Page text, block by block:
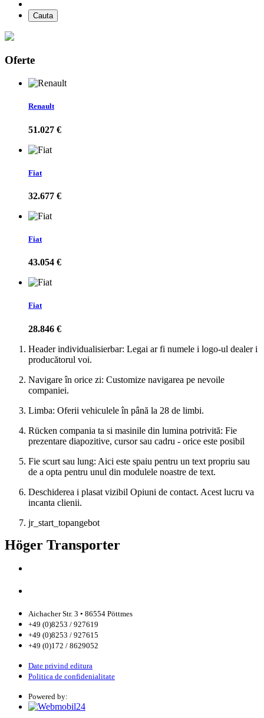
Cauta
Oferte
Renault
51.027 €
Fiat
32.677 €
Fiat
43.054 €
Fiat
28.846 €
Header individualisierbar: Legai ar fi numele i logo-ul dealer i
producătorul voi.
Navigare în orice zi: Customize navigarea pe nevoile
companiei.
Limba: Oferii vehiculele în până la 28 de limbi.
Rücken compania ta si masinile din lumina potrivită: Fie
prezentare diapozitive, cursor sau cadru - orice este posibil
Fie scurt sau lung: Aici este spaiu pentru un text propriu sau
de a opta pentru unul din modulele noastre de text.
Deschiderea i plasat vizibil Opiuni de contact. Acest lucru va
incanta clienii.
jr_start_topangebot
Höger Transporter
Aichacher Str. 3 • 86554 Pöttmes
+49 (0)8253 / 927619
+49 (0)8253 / 927615
+49 (0)172 / 8629052
Date privind editura
Politica de confidenialitate
Powered by: